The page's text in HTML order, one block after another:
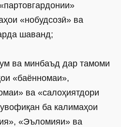
«нобудсозӣ» ва
шаванд;
ва минбаъд дар тамоми
«баённомаи»,
ва «салоҳиятдори
ба калимаҳои
«Эъломияи» ва